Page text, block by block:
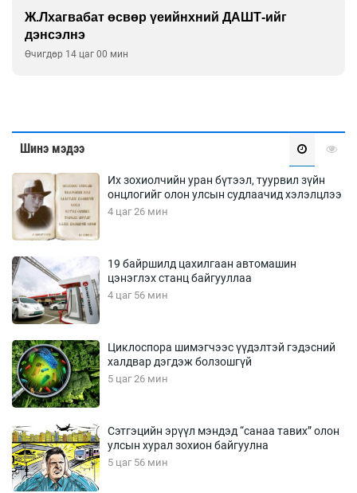
Монголын баг Абу Дабид медалийн хур
буулгаж байна
Өчигдөр 12 цаг 30 мин
Шинэ мэдээ
Их зохиолчийн уран бүтээл, туурвил зүйн
онцлогийг олон улсын судлаачид хэлэлцлээ
4 цаг 26 мин
19 байршилд цахилгаан автомашин
цэнэглэх станц байгууллаа
4 цаг 56 мин
Циклоспора шимэгчээс үүдэлтэй гэдэсний
халдвар дэгдэж болзошгүй
5 цаг 26 мин
Сэтгэцийн эрүүл мэндэд “санаа тавих” олон
улсын хурал зохион байгуулна
5 цаг 56 мин